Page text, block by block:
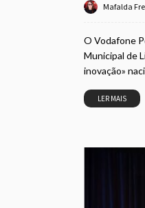
Mafalda
O Vodafone
Municipal de
inovação»
LER MAIS